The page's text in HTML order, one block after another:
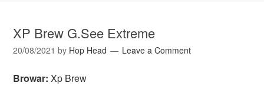
XP Brew G.See Extreme
20/08/2021 by Hop Head Leave a Comment
Browar: Xp Brew